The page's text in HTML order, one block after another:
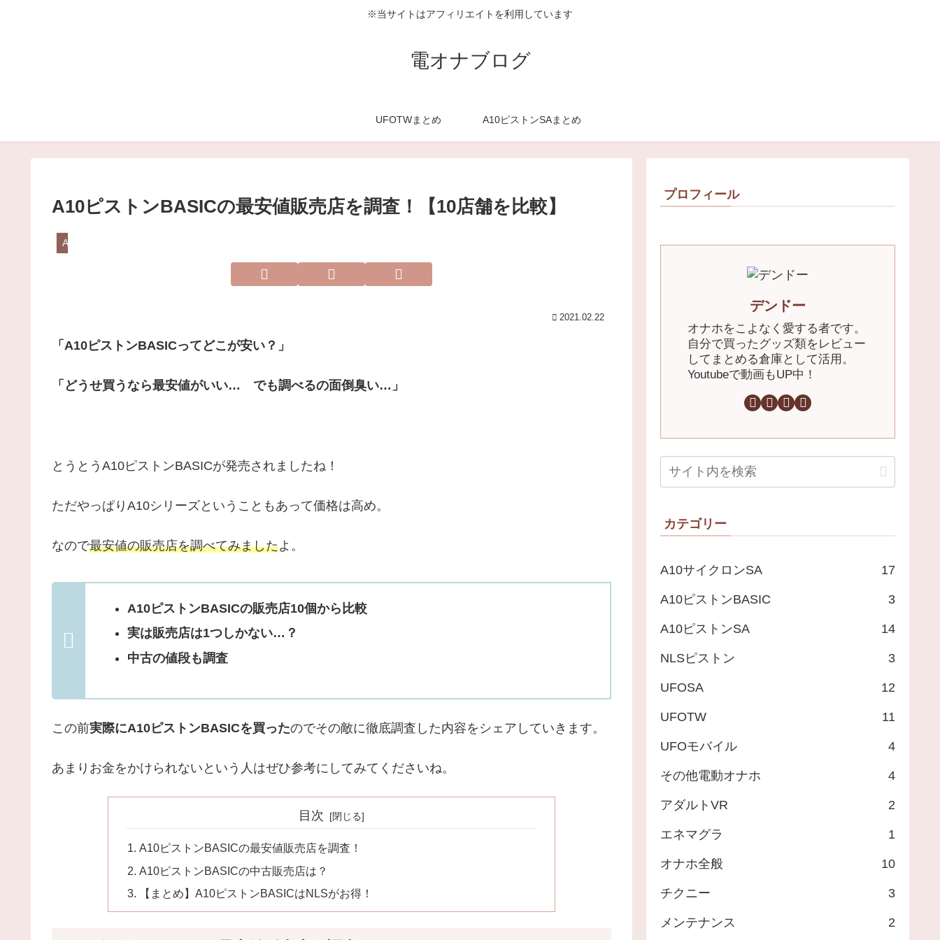
※当サイトはアフィリエイトを利用しています
電オナブログ
UFOTWまとめ A10ピストンSAまとめ
A10ピストンBASICの最安値販売店を調査！【10店舗を比較】
A10ピストンBASIC
2021.02.22
「A10ピストンBASICってどこが安い？」
「どうせ買うなら最安値がいい… でも調べるの面倒臭い…」
とうとうA10ピストンBASICが発売されましたね！
ただやっぱりA10シリーズということもあって価格は高め。
なので最安値の販売店を調べてみましたよ。
A10ピストンBASICの販売店10個から比較
実は販売店は1つしかない…？
中古の値段も調査
この前実際にA10ピストンBASICを買ったのでその敵に徹底調査した内容をシェアしていきます。
あまりお金をかけられないという人はぜひ参考にしてみてくださいね。
目次
A10ピストンBASICの最安値販売店を調査！
A10ピストンBASICの中古販売店は？
【まとめ】A10ピストンBASICはNLSがお得！
プロフィール
デンドー
オナホをこよなく愛する者です。
自分で買ったグッズ類をレビュー
してまとめる倉庫として活用。
Youtubeで動画もUP中！
カテゴリー
A10サイクロンSA 17
A10ピストンBASIC 3
A10ピストンSA 14
NLSピストン 3
UFOSA 12
UFOTW 11
UFOモバイル 4
その他電動オナホ 4
アダルトVR 2
エネマグラ 1
オナホ全般 10
チクニー 3
メンテナンス 2